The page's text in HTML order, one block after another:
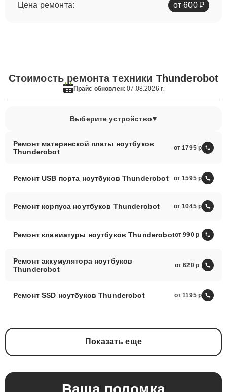
Цена ремонта:
от 600 ₽
Стоимость ремонта техники Thunderobot
Прайс обновлен: 07.08.2026 г.
Выберите устройство
Ремонт материнской платы ноутбуков
Thunderobot
от 1795
Ремонт USB порта ноутбуков Thunderobot от 1595
Ремонт корпуса ноутбуков Thunderobot от 1045
Ремонт клавиатуры ноутбуков Thunderobotот 990
Ремонт аккумулятора ноутбуков
Thunderobot
от 620
Ремонт SSD ноутбуков Thunderobot от 1195
Показать еще